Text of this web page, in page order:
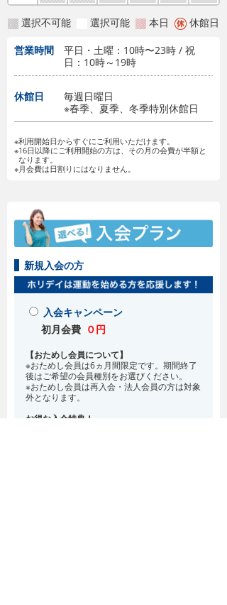
選択不可能 選択可能 本日 休館日
営業時間
平日・土曜：10時〜23時 / 祝
日：10時～19時
休館日
毎週日曜日
※春季、夏季、冬季特別休館日
※利用開始日からすぐにご利用いただけます。
※16日以降にご利用開始の方は、その月の会費が半額と
なります。
※月会費は日割りにはなりません。
新規入会の方
入会キャンペーン
初月会費 ０円
【おためし会員について】
※おためし会員は6ヵ月間限定です。期間終了
後はご希望の会員種別をお選びください。
※おためし会員は再入会・法人会員の方は対象
外となります。
お得な入会特典！